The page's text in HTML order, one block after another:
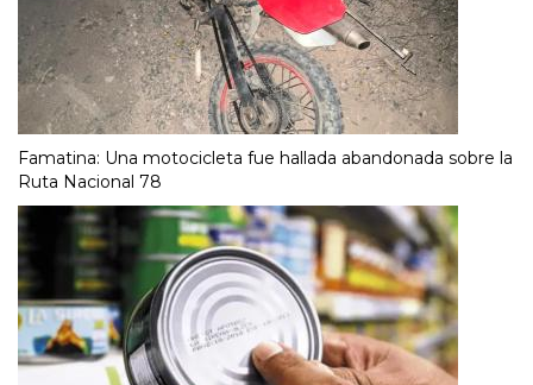
Famatina: Una motocicleta fue hallada abandonada sobre la
Ruta Nacional 78